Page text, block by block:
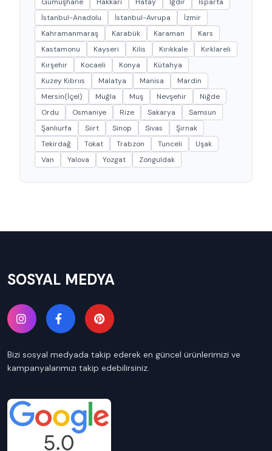
İstanbul-Anadolu
İstanbul-Avrupa
İzmir
Kahramanmaraş
Karabük Karaman
Kars
Kastamonu
Kayseri Kilis Kırıkkale
Kırklareli
Kırşehir
Kocaeli Konya
Kütahya
Kuzey Kıbrııs
Malatya Manisa
Mardin
Mersin(İçel)
Muğla Muş Nevşehir
Niğde
Ordu
Osmaniye Rize Sakarya
Samsun
Şanlıurfa
Siirt Sinop Sivas
Şırnak
Tekirdağ
Tokat Trabzon Tunceli
Uşak
Van
Yalova Yozgat Zonguldak
SOSYAL MEDYA
Bizi sosyal medyada takip ederek en güncel ürünlerimizi ve
kampanyalarımızı takip edebilirsiniz.